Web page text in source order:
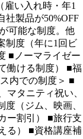
い入れ時・年1
社製品が50%OFF
可能な制度。他
制度（年に1回ビ
■ノーマライゼー
働ける制度） ■福
内での制度＞ ■
マタニティ祝い、
（ジム、映画、
ー割引） ■旅行支
る） ■資格講座補